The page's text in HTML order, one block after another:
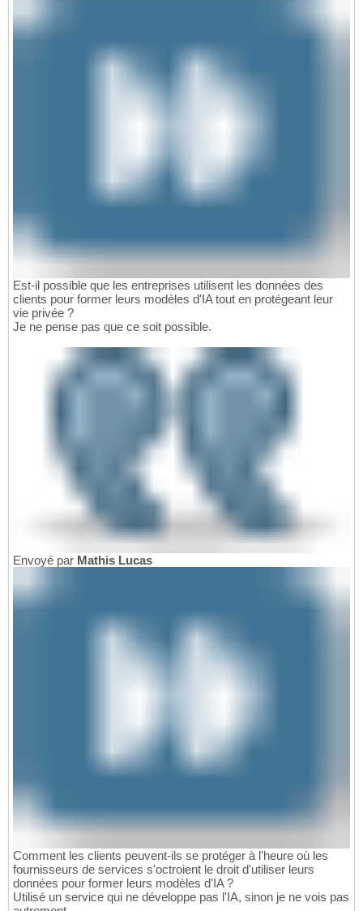
Est-il possible que les entreprises utilisent les données des
clients pour former leurs modèles d'IA tout en protégeant leur
vie privée ?
Je ne pense pas que ce soit possible.
Envoyé par Mathis Lucas
Comment les clients peuvent-ils se protéger à l'heure où les
fournisseurs de services s'octroient le droit d'utiliser leurs
données pour former leurs modèles d'IA ?
Utilisé un service qui ne développe pas l'IA, sinon je ne vois pas